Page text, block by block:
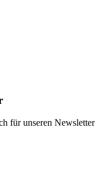
für unseren Newsletter